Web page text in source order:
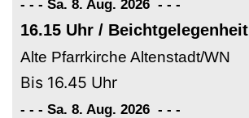
- - - Sa. 8. Aug. 2026 - - -
16.15 Uhr / Beichtgelegenheit
Alte Pfarrkirche Altenstadt/WN
Bis 16.45 Uhr
- - - Sa. 8. Aug. 2026 - - -